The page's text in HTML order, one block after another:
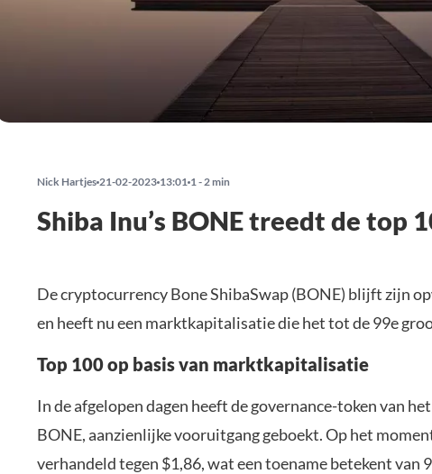
Nick Hartjes 21-02-2023 13:01 1 - 2 min
Shiba Inu’s BONE treedt de top
De cryptocurrency Bone ShibaSwap (BONE) blijft zijn
en heeft nu een marktkapitalisatie die het tot de 99e
Top 100 op basis van marktkapitalisatie
In de afgelopen dagen heeft de governance-token van
BONE, aanzienlijke vooruitgang geboekt. Op het
verhandeld tegen $1,86, wat een toename betekent van